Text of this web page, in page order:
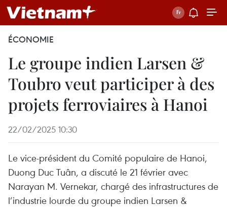
ÉCONOMIE
Le groupe indien Larsen &
Toubro veut participer à des
projets ferroviaires à Hanoi
22/02/2025 10:30
Le vice-président du Comité populaire de Hanoi,
Duong Duc Tuân, a discuté le 21 février avec
Narayan M. Vernekar, chargé des infrastructures de
l’industrie lourde du groupe indien Larsen &